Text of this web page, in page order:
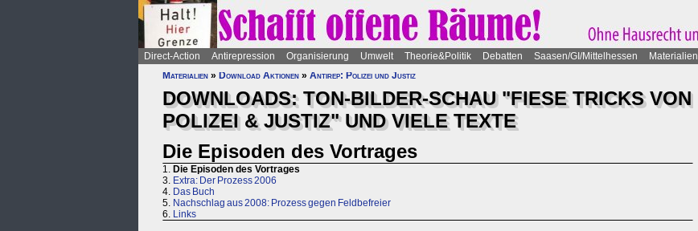
Direct-Action Antirepression Organisierung Umwelt Theorie&Politik Debatten Saasen/GI/Mittelhessen Materialien
Materialien » Download Aktionen » Antirep: Polizei und Justiz
DOWNLOADS: TON-BILDER-SCHAU "FIESE TRICKS VON
POLIZEI & JUSTIZ" UND VIELE TEXTE
Die Episoden des Vortrages
1. Die Episoden des Vortrages
3. Extra: Der Prozess 2006
4. Das Buch
5. Nachschlag aus 2008: Prozess gegen Feldbefreier
6. Links